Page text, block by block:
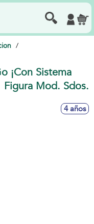
¡Con Sistema
Mod. Sdos.
4 años